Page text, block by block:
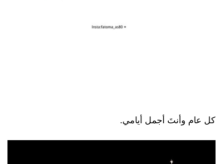
كل عام وأنتَ أجمل أيامي.